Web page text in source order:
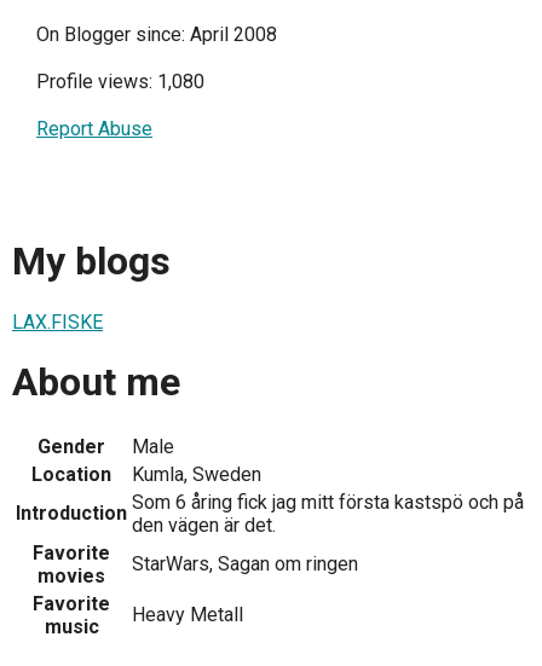
On Blogger since: April 2008
Profile views: 1,080
Report Abuse
My blogs
LAX.FISKE
About me
Gender
Male
Location
Kumla, Sweden
Introduction Som 6 åring fick jag mitt första kastspö och på
den vägen är det.
Favorite
movies
StarWars, Sagan om ringen
Favorite
music
Heavy Metall